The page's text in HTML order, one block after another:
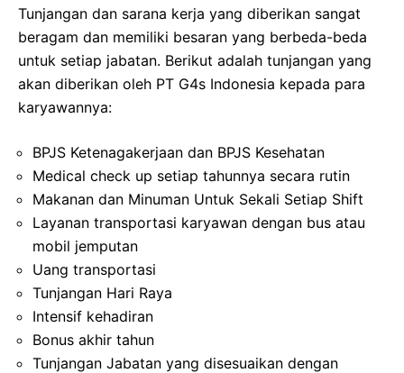
Tunjangan dan sarana kerja yang diberikan sangat
beragam dan memiliki besaran yang berbeda-beda
untuk setiap jabatan. Berikut adalah tunjangan yang
akan diberikan oleh PT G4s Indonesia kepada para
karyawannya:
BPJS Ketenagakerjaan dan BPJS Kesehatan
Medical check up setiap tahunnya secara rutin
Makanan dan Minuman Untuk Sekali Setiap Shift
Layanan transportasi karyawan dengan bus atau
mobil jemputan
Uang transportasi
Tunjangan Hari Raya
Intensif kehadiran
Bonus akhir tahun
Tunjangan Jabatan yang disesuaikan dengan